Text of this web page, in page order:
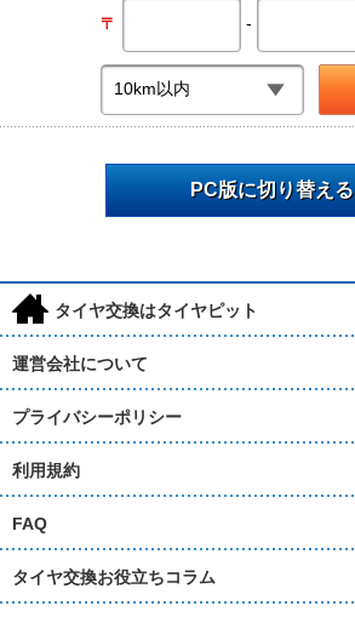
〒 -
PC版に切り替える
h タイヤ交換はタイヤピット
運営会社について
プライバシーポリシー
利用規約
FAQ
タイヤ交換お役立ちコラム